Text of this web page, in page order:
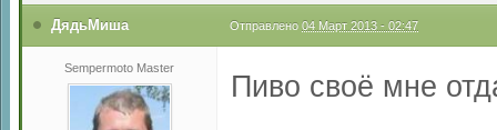
ДядьМиша Отправлено 04 Март 2013 - 02:47
Sempermoto Master
Пиво своё мне